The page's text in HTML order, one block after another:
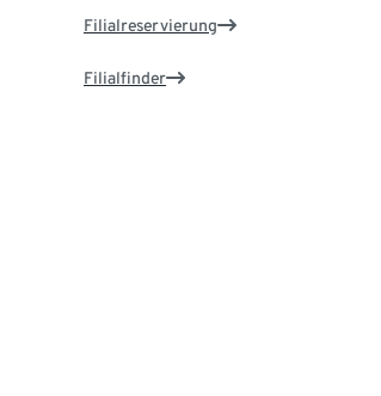
Filialreservierung
Filialfinder